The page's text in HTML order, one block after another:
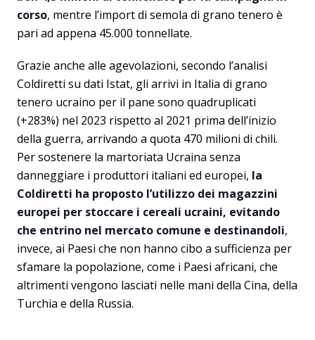
corso, mentre l’import di semola di grano tenero è
pari ad appena 45.000 tonnellate.
Grazie anche alle agevolazioni, secondo l’analisi
Coldiretti su dati Istat, gli arrivi in Italia di grano
tenero ucraino per il pane sono quadruplicati
(+283%) nel 2023 rispetto al 2021 prima dell’inizio
della guerra, arrivando a quota 470 milioni di chili.
Per sostenere la martoriata Ucraina senza
danneggiare i produttori italiani ed europei, la
Coldiretti ha proposto l’utilizzo dei magazzini
europei per stoccare i cereali ucraini, evitando
che entrino nel mercato comune e destinandoli,
invece, ai Paesi che non hanno cibo a sufficienza per
sfamare la popolazione, come i Paesi africani, che
altrimenti vengono lasciati nelle mani della Cina, della
Turchia e della Russia.